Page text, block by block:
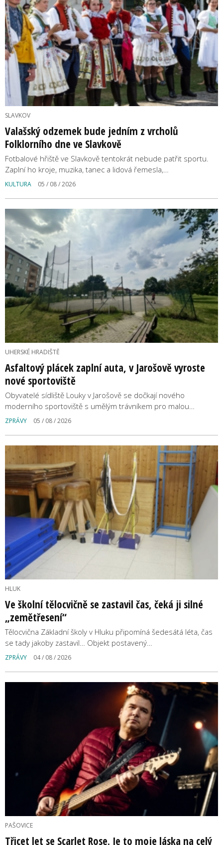
SLAVKOV
Valašský odzemek bude jedním z vrcholů
Folklorního dne ve Slavkově
Fotbalové hřiště ve Slavkově tentokrát nebude patřit sportu.
Zaplní ho kroje, muzika, tanec a lidová řemesla,…
KULTURA 05 / 08 / 2026
UHERSKÉ HRADIŠTĚ
Asfaltový plácek zaplní auta, v Jarošově vyroste
nové sportoviště
Obyvatelé sídliště Louky v Jarošově se dočkají nového
moderního sportoviště s umělým trávníkem pro malou…
ZPRÁVY 05 / 08 / 2026
HLUK
Ve školní tělocvičně se zastavil čas, čeká ji silné
„zemětřesení“
Tělocvična Základní školy v Hluku připomíná šedesátá léta, čas
se tady jakoby zastavil… Objekt postavený…
ZPRÁVY 04 / 08 / 2026
PAŠOVICE
Třicet let se Scarlet Rose. Je to moje láska na celý